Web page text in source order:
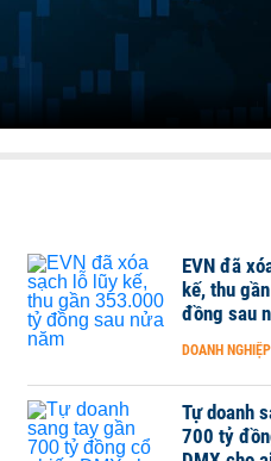
EVN đã
kế, thu
đồng sau
DOANH NGHIỆP
Tự doanh
700 tỷ